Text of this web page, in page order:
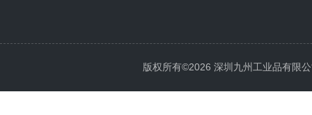
版权所有©2026 深圳九州工业品有限